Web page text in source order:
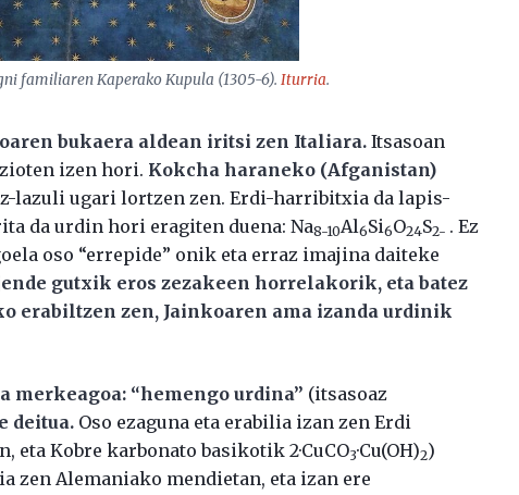
familiaren Kaperako Kupula (1305-6). Iturria.
bukaera aldean iritsi zen Italiara. Itsasoan
izen hori. Kokcha haraneko (Afganistan)
lazuli ugari lortzen zen. Erdi-harribitxia da lapis-
da urdin hori eragiten duena: Na8-10Al6Si6O24S2- . Ez
oso “errepide” onik eta erraz imajina daiteke
gutxik eros zezakeen horrelakorik, eta batez
erabiltzen zen, Jainkoaren ama izanda urdinik
merkeagoa: “hemengo urdina” (itsasoaz
deitua. Oso ezaguna eta erabilia izan zen Erdi
eta Kobre karbonato basikotik 2·CuCO3·Cu(OH)2)
zen Alemaniako mendietan, eta izan ere